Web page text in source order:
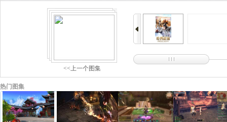
<<上一个图集
热门图集